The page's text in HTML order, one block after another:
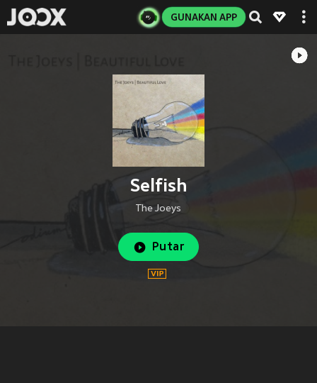
GUNAKAN APP
Selfish
The Joeys
Putar